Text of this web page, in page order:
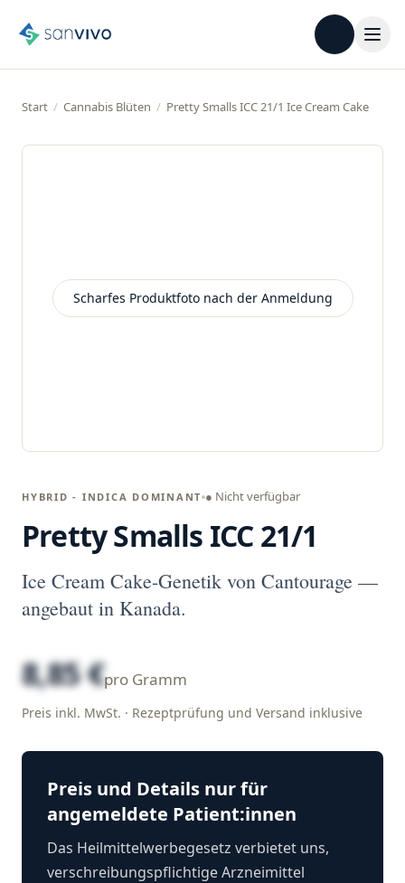
Start / Cannabis Blüten / Pretty Smalls ICC 21/1 Ice Cream Cake
Scharfes Produktfoto nach der Anmeldung
HYBRID - INDICA DOMINANT ● Nicht verfügbar
Pretty Smalls ICC 21/1
Ice Cream Cake-Genetik von Cantourage —
angebaut in Kanada.
8,85 €pro Gramm
Preis inkl. MwSt. · Rezeptprüfung und Versand inklusive
Preis und Details nur für
angemeldete Patient:innen
Das Heilmittelwerbegesetz verbietet uns,
verschreibungspflichtige Arzneimittel